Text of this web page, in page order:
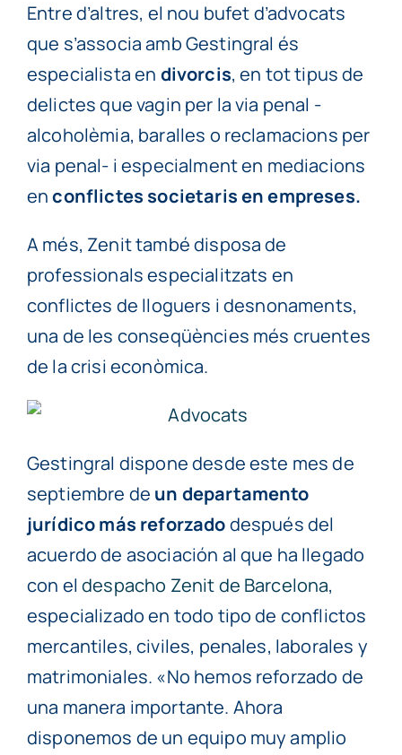
Entre d’altres, el nou bufet d’advocats
que s’associa amb Gestingral és
especialista en divorcis, en tot tipus de
delictes que vagin per la via penal -
alcoholèmia, baralles o reclamacions per
via penal- i especialment en mediacions
enconflictes societaris en empreses.
A més, Zenit també disposa de
professionals especialitzats en
conflictes de lloguers i desnonaments,
una de les conseqüències més cruentes
de la crisi econòmica.
Gestingral dispone desde este mes de
septiembre de un departamento
jurídico más reforzadodespués del
acuerdo de asociación al que ha llegado
con eldespacho Zenit de Barcelona,
especializado en todo tipo de conflictos
mercantiles, civiles, penales, laborales y
matrimoniales. «No hemos reforzado de
una manera importante. Ahora
disponemos de un equipo muy amplio